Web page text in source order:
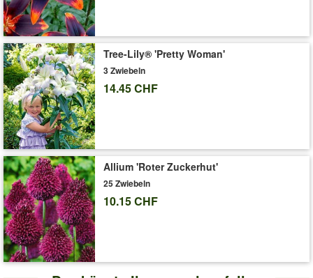
'Crispa-Tulpen 'Spring Blend''
Tree-Lily® 'Pretty Woman'
3 Zwiebeln
14.45 CHF
Allium 'Roter Zuckerhut'
25 Zwiebeln
10.15 CHF